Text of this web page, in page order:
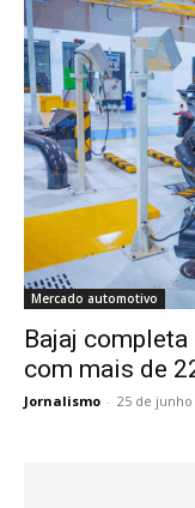
Mercado automotivo
Bajaj
com mais de
Jornalismo - 25 de junho